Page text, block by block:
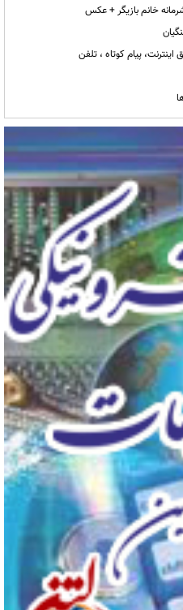
خانم بازیگر + عکس
پیام کوتاه ، تلفن